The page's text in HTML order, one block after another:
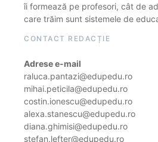
îi formează pe profesori, cât de
care trăim sunt sistemele de
CONTACT REDACȚIE
Adrese e-mail
raluca.pantazi@edupedu.ro
mihai.peticila@edupedu.ro
costin.ionescu@edupedu.ro
alexa.stanescu@edupedu.ro
diana.ghimisi@edupedu.ro
stefan.lefter@edupedu.ro